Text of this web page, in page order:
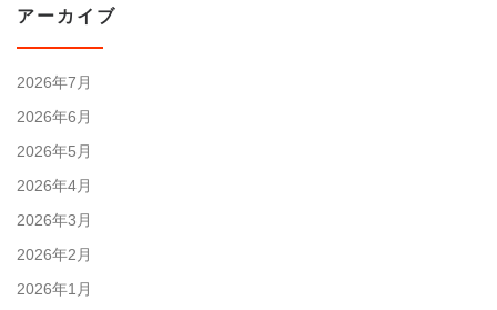
アーカイブ
2026年7月
2026年6月
2026年5月
2026年4月
2026年3月
2026年2月
2026年1月